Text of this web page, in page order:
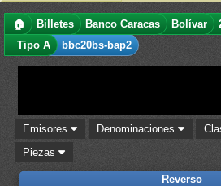
🏠 Billetes Banco Caracas Bolívar
Tipo A
bbc20bs-bap2
Emisores Denominaciones
Piezas
Reverso